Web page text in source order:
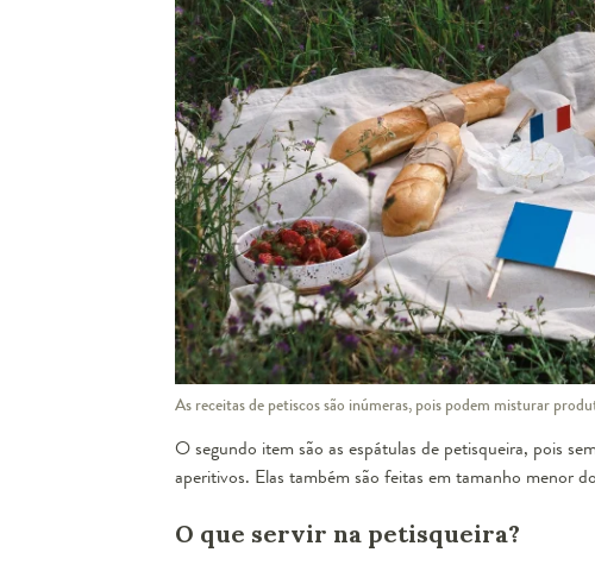
As receitas de petiscos são inúmeras, pois podem misturar
O segundo item são as espátulas de petisqueira, pois
aperitivos. Elas também são feitas em tamanho menor
O que servir na petisqueira?